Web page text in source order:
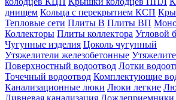
днищем Кольца с перекрытием КСП
Тепловые сети Плиты В Плиты ВП
Коллекторы Плиты коллектора Угловой
Чугунные изделия Цоколь чугунный
Утяжелители железобетонные
Поверхностный водоотвод Лотки
Точечный водоотвод Комплектующие
Канализационные люки Люки легкие
Ливневая канализация Дождеприемники